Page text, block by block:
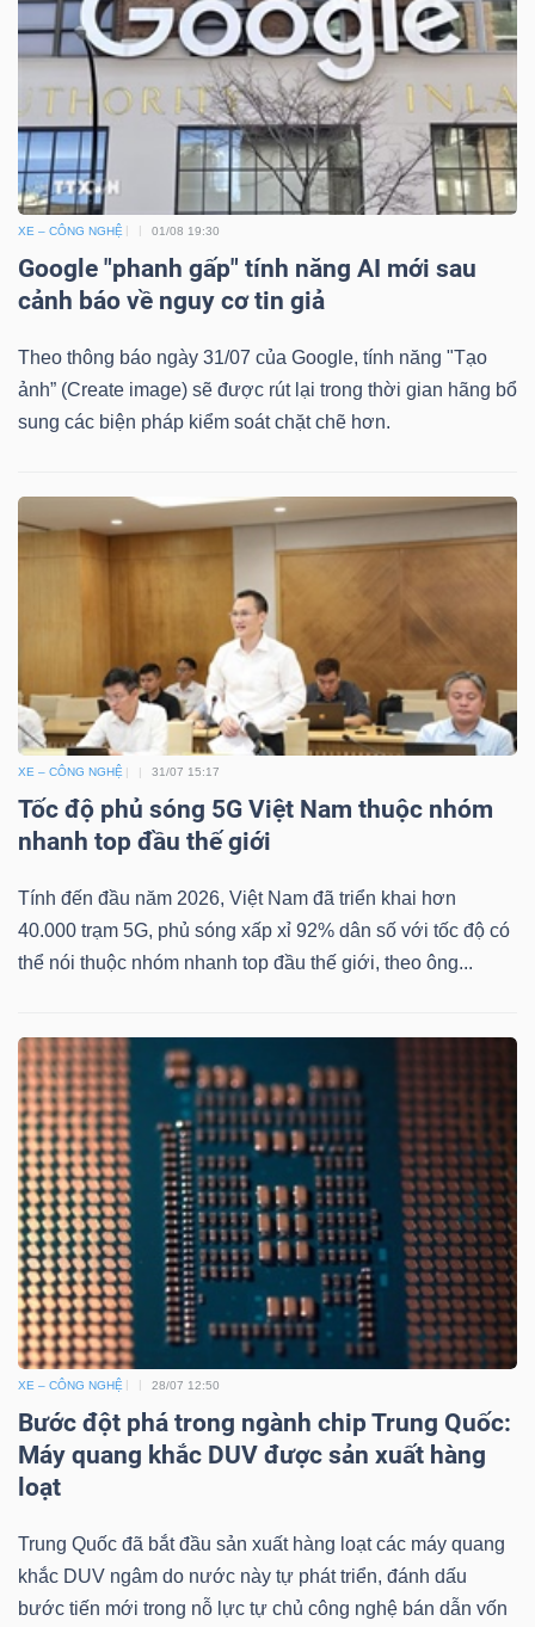
XE – CÔNG NGHỆ 01/08 19:30
Google "phanh gấp" tính năng AI mới sau
cảnh báo về nguy cơ tin giả
Theo thông báo ngày 31/07 của Google, tính năng "Tạo
ảnh” (Create image) sẽ được rút lại trong thời gian hãng bổ
sung các biện pháp kiểm soát chặt chẽ hơn.
XE – CÔNG NGHỆ 31/07 15:17
Tốc độ phủ sóng 5G Việt Nam thuộc nhóm
nhanh top đầu thế giới
Tính đến đầu năm 2026, Việt Nam đã triển khai hơn
40.000 trạm 5G, phủ sóng xấp xỉ 92% dân số với tốc độ có
thể nói thuộc nhóm nhanh top đầu thế giới, theo ông...
XE – CÔNG NGHỆ 28/07 12:50
Bước đột phá trong ngành chip Trung Quốc:
Máy quang khắc DUV được sản xuất hàng
loạt
Trung Quốc đã bắt đầu sản xuất hàng loạt các máy quang
khắc DUV ngâm do nước này tự phát triển, đánh dấu
bước tiến mới trong nỗ lực tự chủ công nghệ bán dẫn vốn